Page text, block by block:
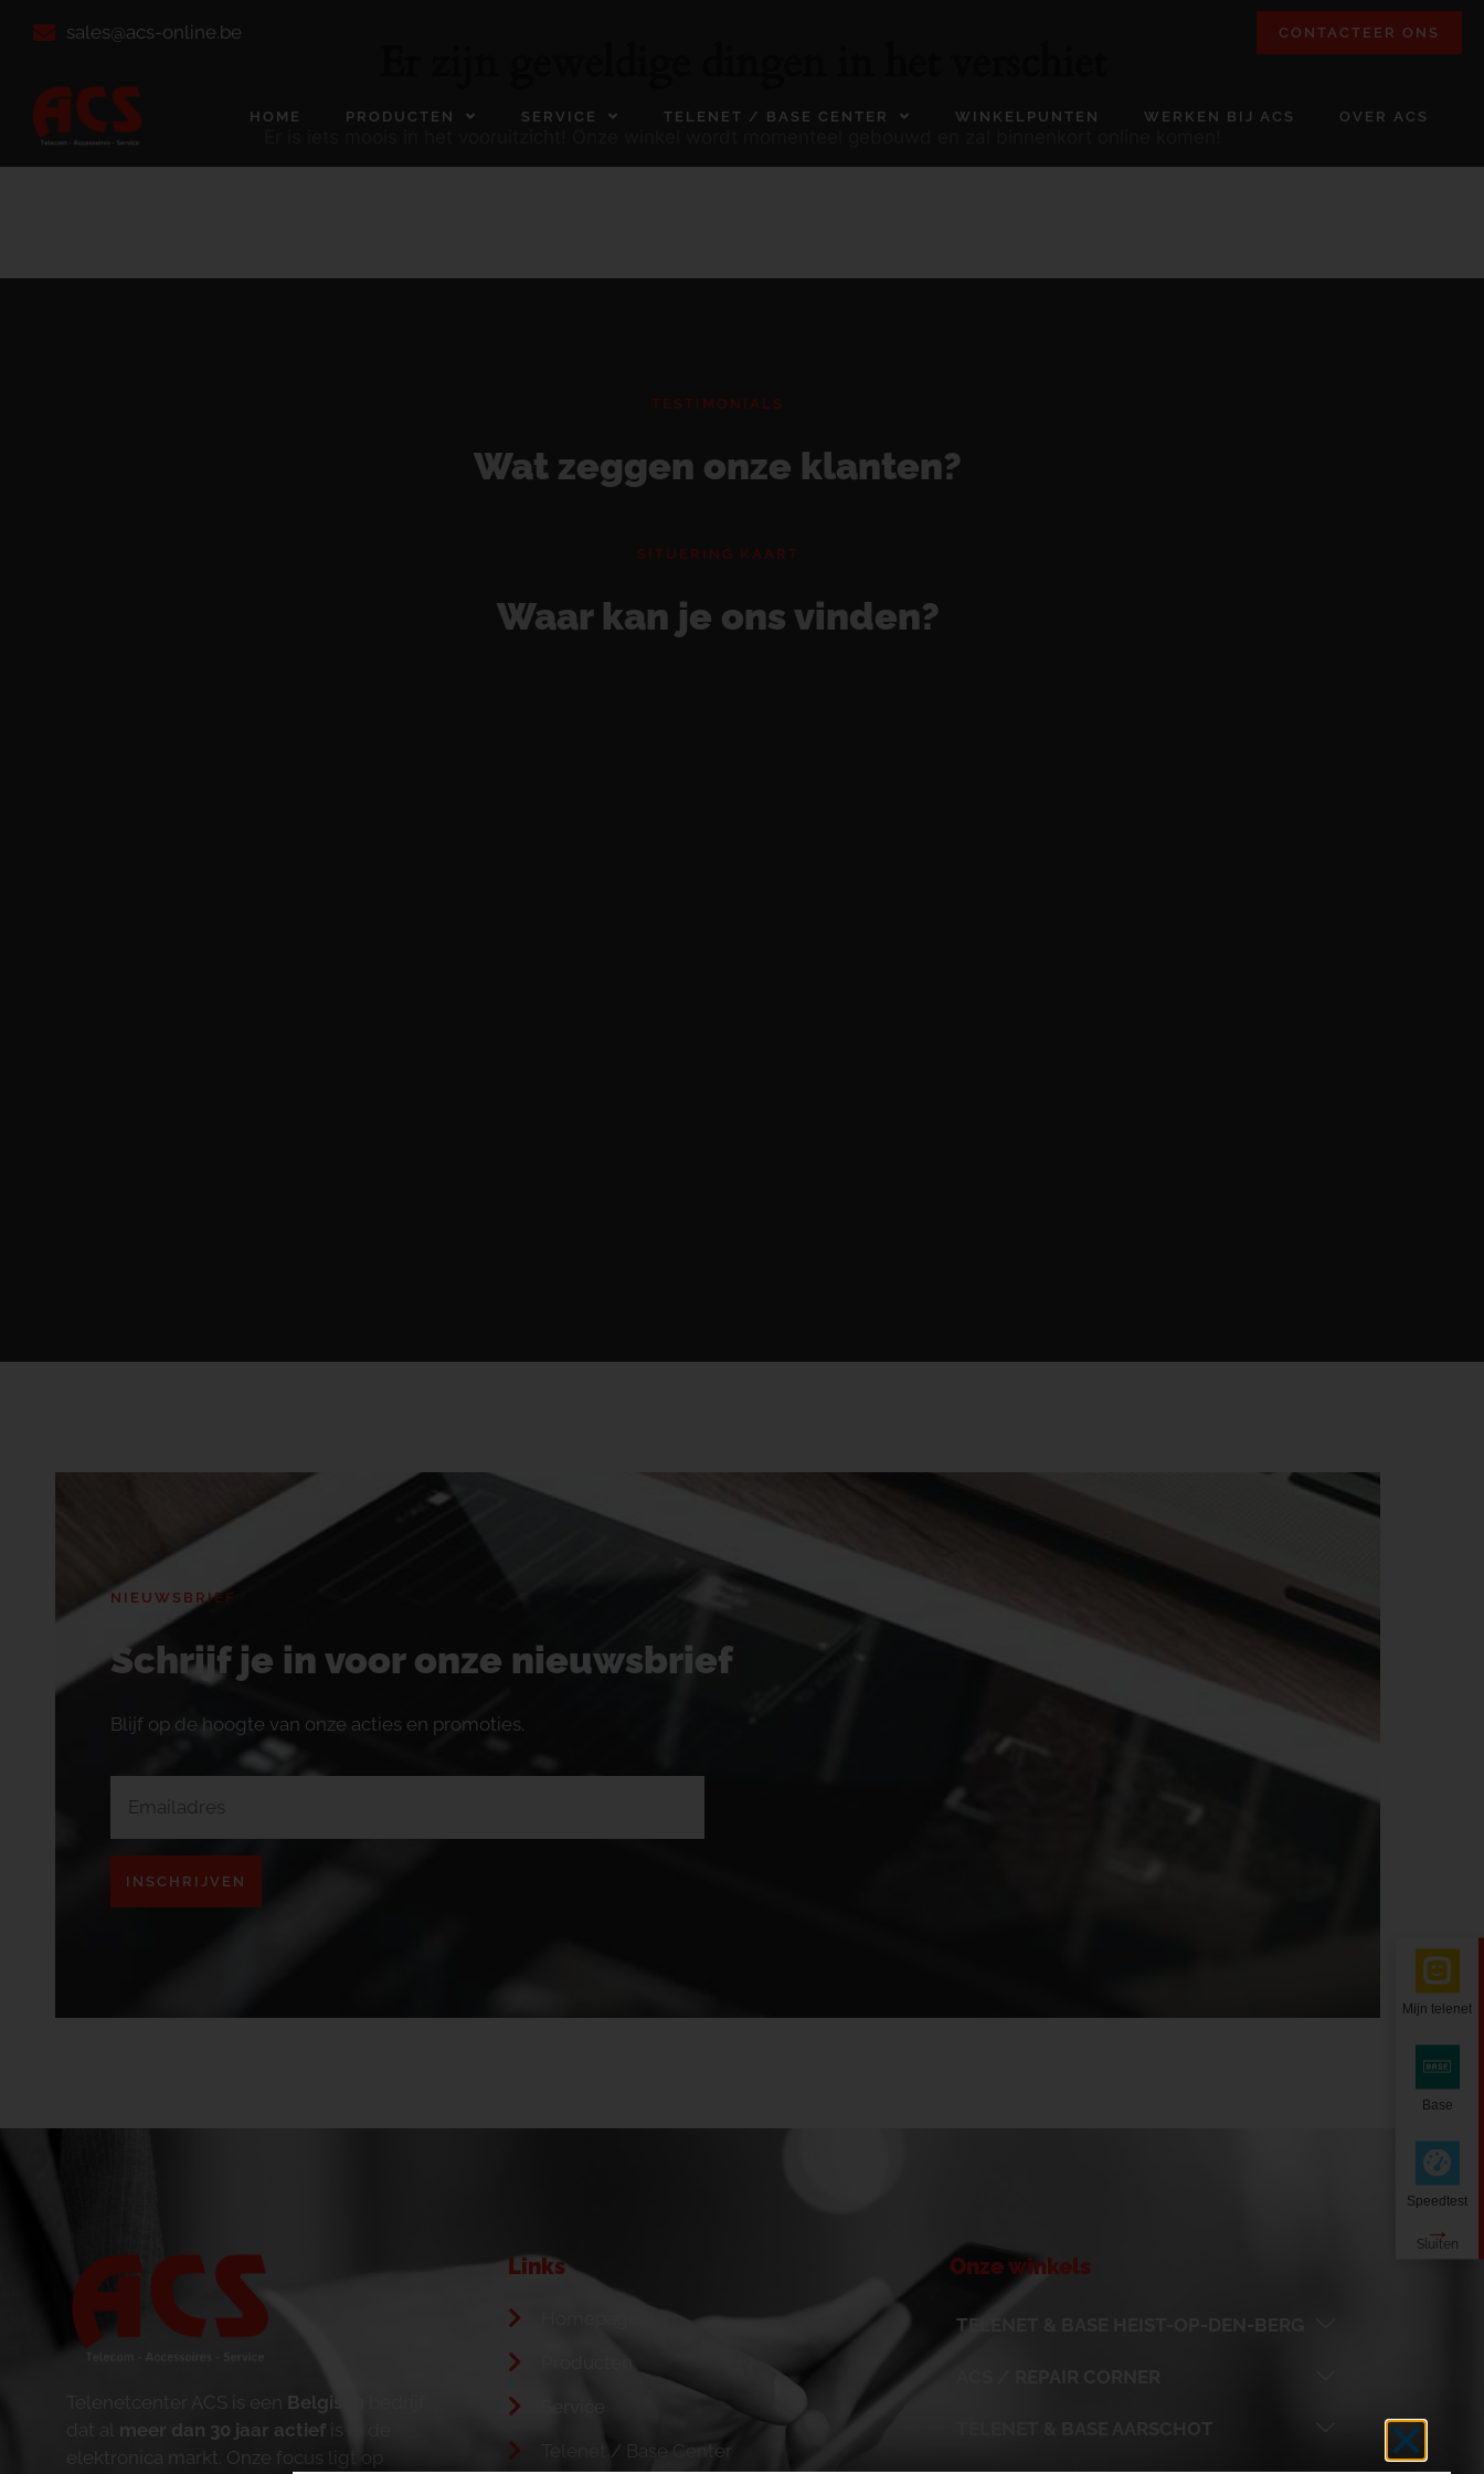
sales@acs-online.be CONTACTEER ONS
HOME PRODUCTEN SERVICE TELENET / BASE CENTER WINKELPUNTEN WERKEN BIJ ACS OVER ACS
TESTIMONIALS
Wat zeggen onze klanten?
SITUERING KAART
Waar kan je ons vinden?
NIEUWSBRIEF
Schrijf je in voor onze nieuwsbrief
Blijf op de hoogte van onze acties en promoties.
INSCHRIJVEN
Telenetcenter ACS is een Belgisch
dat al meer dan 30 jaar actief is in de
elektronica markt. Onze focus ligt op
Links
Telenet / Base Center
Onze winkels
TELENET & BASE HEIST-OP-DEN-BERG
Mijn telenet
Base
Speedtest